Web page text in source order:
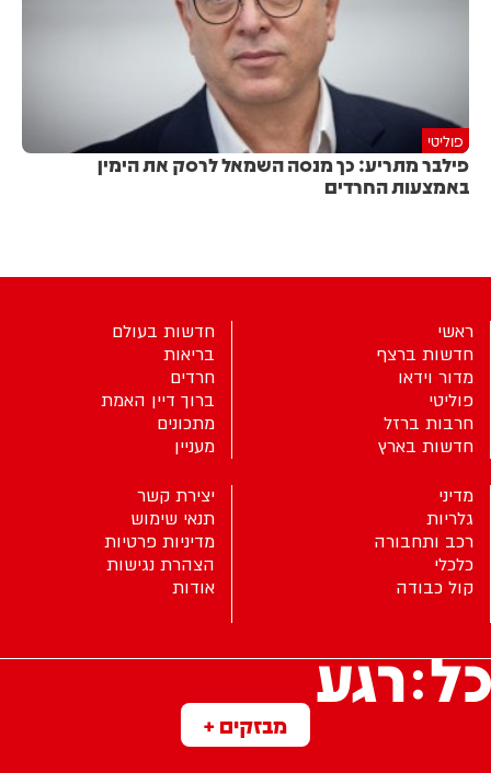
פוליטי
פילבר מתריע: כך מנסה השמאל לרסק את הימין
באמצעות החרדים
מבזקים +
ראשי
חדשות ברצף
מדור וידאו
פוליטי
חרבות ברזל
חדשות בארץ
חדשות בעולם
בריאות
חרדים
ברוך דיין האמת
מתכונים
מעניין
מדיני
גלריות
רכב ותחבורה
כלכלי
קול כבודה
יצירת קשר
תנאי שימוש
מדיניות פרטיות
הצהרת נגישות
אודות